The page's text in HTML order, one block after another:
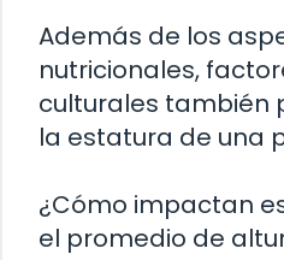
Además de los
nutricionales,
culturales también
la estatura de una
¿Cómo impactan
el promedio de